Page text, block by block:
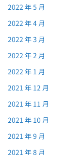
2022 年 5 月
2022 年 4 月
2022 年 3 月
2022 年 2 月
2022 年 1 月
2021 年 12 月
2021 年 11 月
2021 年 10 月
2021 年 9 月
2021 年 8 月